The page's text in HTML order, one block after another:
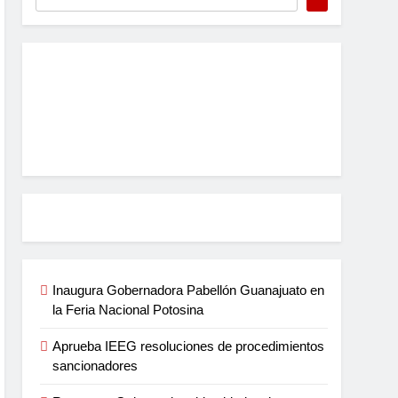
Inaugura Gobernadora Pabellón Guanajuato en
la Feria Nacional Potosina
Aprueba IEEG resoluciones de procedimientos
sancionadores